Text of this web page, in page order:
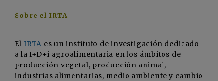
Sobre el IRTA
El IRTA es un instituto de investigación dedicado
a la I+D+i agroalimentaria en los ámbitos de
producción vegetal, producción animal,
industrias alimentarias, medio ambiente y cambio